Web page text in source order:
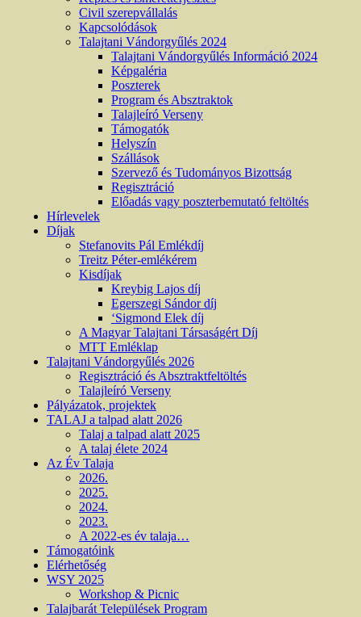
Civil szerepvállalás
Kapcsolódások
Talajtani Vándorgyűlés 2024
Talajtani Vándorgyűlés Információ 2024
Képgaléria
Poszterek
Program és Absztraktok
Talajleíró Verseny
Támogatók
Helyszín
Szállások
Szervező és Tudományos Bizottság
Regisztráció
Előadás vagy poszterbemutató feltöltés
Hírlevelek
Díjak
Stefanovits Pál Emlékdíj
Treitz Péter-emlékérem
Kisdíjak
Kreybig Lajos díj
Egerszegi Sándor díj
‘Sigmond Elek díj
A Magyar Talajtani Társaságért Díj
MTT Emléklap
Talajtani Vándorgyűlés 2026
Regisztráció és Absztraktfeltöltés
Talajleíró Verseny
Pályázatok, projektek
TALAJ a talpad alatt 2026
Talaj a talpad alatt 2025
A talaj élete 2024
Az Év Talaja
2026.
2025.
2024.
2023.
A 2022-es év talaja…
Támogatóink
Elérhetőség
WSY 2025
Workshop & Picnic
Talajbarát Települések Program